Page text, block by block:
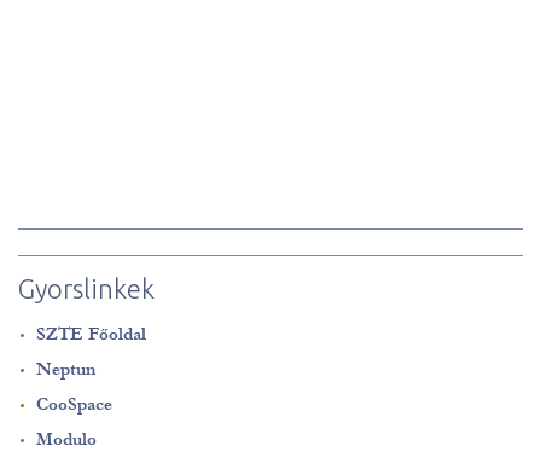
Gyorslinkek
SZTE Főoldal
Neptun
CooSpace
Modulo